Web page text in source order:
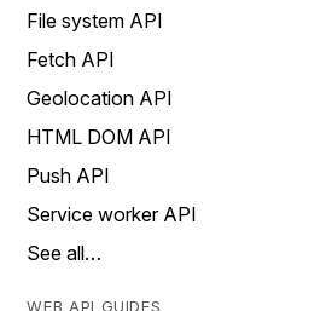
File system API
Fetch API
Geolocation API
HTML DOM API
Push API
Service worker API
See all…
WEB API GUIDES